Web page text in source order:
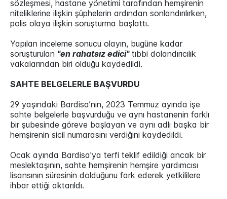
sözleşmesi, hastane yönetimi tarafından hemşirenin
niteliklerine ilişkin şüphelerin ardından sonlandırılırken,
polis olaya ilişkin soruşturma başlattı.
Yapılan inceleme sonucu olayın, bugüne kadar
soruşturulan "en rahatsız edici"tıbbi dolandırıcılık
vakalarından biri olduğu kaydedildi.
SAHTE BELGELERLE BAŞVURDU
29 yaşındaki Bardisa’nın, 2023 Temmuz ayında işe
sahte belgelerle başvurduğu ve aynı hastanenin farklı
bir şubesinde göreve başlayan ve aynı adlı başka bir
hemşirenin sicil numarasını verdiğini kaydedildi.
Ocak ayında Bardisa'ya terfi teklif edildiği ancak bir
meslektaşının, sahte hemşirenin hemşire yardımcısı
lisansının süresinin dolduğunu fark ederek yetkililere
ihbar ettiği aktarıldı.